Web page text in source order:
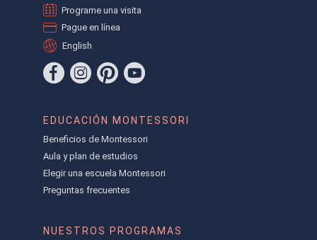
Programe una visita
Pague en línea
English
EDUCACIÓN MONTESSORI
Beneficios de Montessori
Aula y plan de estudios
Elegir una escuela Montessori
Preguntas frecuentes
NUESTROS PROGRAMAS